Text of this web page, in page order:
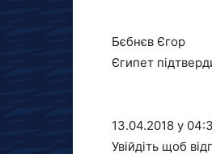
Бєбнєв Єгор
Єгипет
13.04.2018 у
Увійдіть щоб